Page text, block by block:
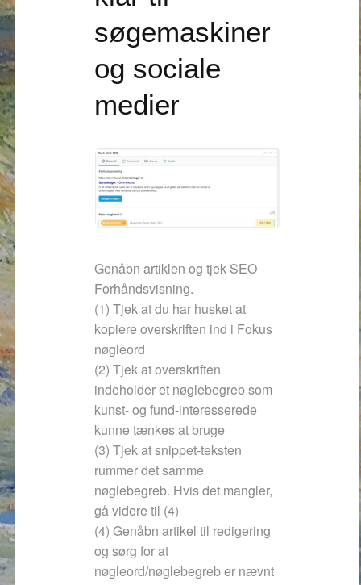
søgemaskiner
og sociale
medier
Genåbn artiklen og tjek SEO
Forhåndsvisning.
(1) Tjek at du har husket at
kopiere overskriften ind i Fokus
nøgleord
(2) Tjek at overskriften
indeholder et nøglebegreb som
kunst- og fund-interesserede
kunne tænkes at bruge
(3) Tjek at snippet-teksten
rummer det samme
nøglebegreb. Hvis det mangler,
gå videre til (4)
(4) Genåbn artikel til redigering
og sørg for at
nøgleord/nøglebegreb er nævnt